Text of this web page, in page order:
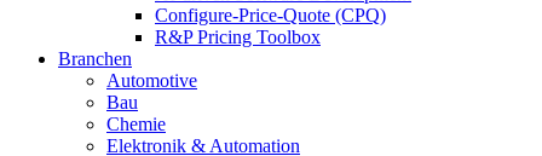
Configure-Price-Quote (CPQ)
R&P Pricing Toolbox
Branchen
Automotive
Bau
Chemie
Elektronik & Automation